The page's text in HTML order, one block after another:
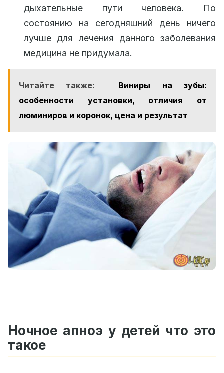
дыхательные пути человека. По
состоянию на сегодняшний день ничего
лучше для лечения данного заболевания
медицина не придумала.
Читайте также:
Виниры на зубы:
особенности установки, отличия от
люминиров и коронок, цена и результат
Ночное апноэ у детей что это
такое